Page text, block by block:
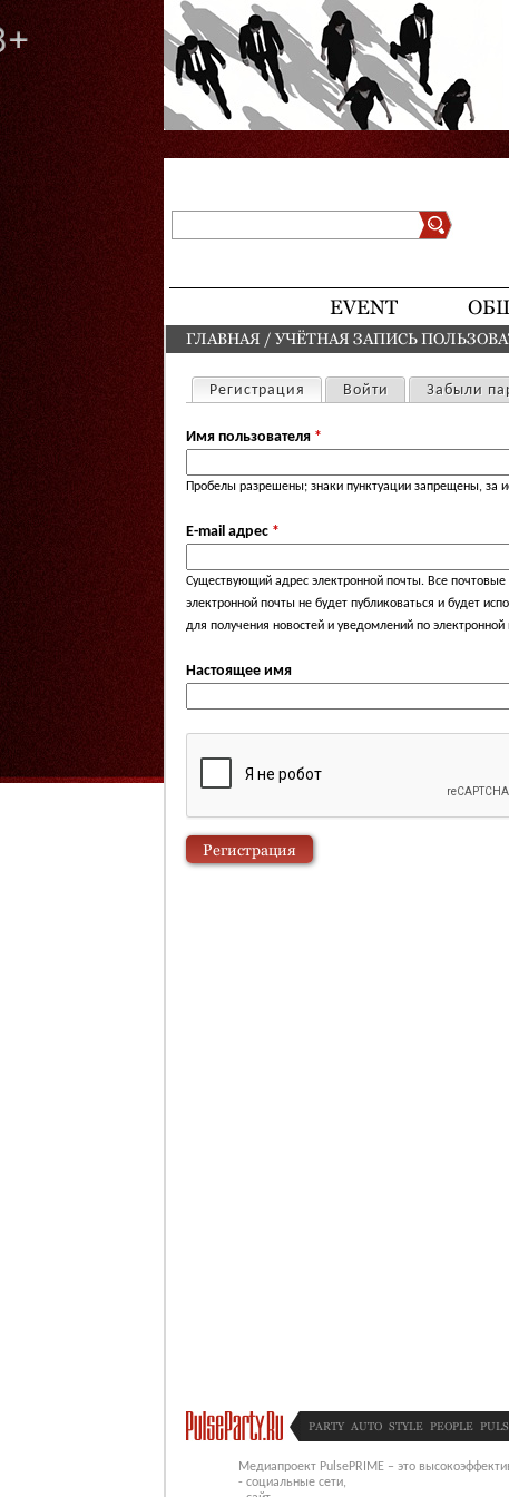
EVENT
ВЫ ЗДЕСЬ
ГЛАВНАЯ / УЧЁТНАЯ ЗАПИСЬ
Главные вкладки
Регистрация (активная вкладка)
Войти Забыли
Имя пользователя *
Пробелы разрешены; знаки пунктуации запрещены, за
E-mail адрес *
Существующий адрес электронной почты. Все почтовые
электронной почты не будет публиковаться и будет
для получения новостей и уведомлений по электронной
Настоящее имя
PARTY AUTO STYLE PEOPLE
Медиапроект PulsePRIME – это
- социальные сети,